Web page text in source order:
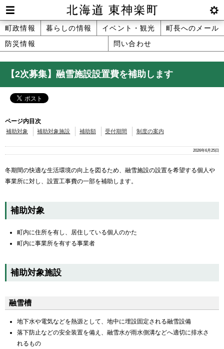
本
文
へ
メ
Men
u
btnS
ettin
北海道 東神楽町 Hokkaido
メ
ニ
ュ
町政情報 暮らしの情報 イベント・観光
町長へのメール
防災情報
問い合わせ
【2次募集】融雪施設設置費を補助します
ページ内目次
補助対象 補助対象施設 補助額 受付期間 制度の案内
2026年6月25日
冬期間の快適な生活環境の向上を図るため、融雪施設の設置を希望する個人や
事業所に対し、設置工事費の一部を補助します。
補助対象
町内に住所を有し、居住している個人のかた
町内に事業所を有する事業者
補助対象施設
融雪槽
地下水や電気などを熱源として、地中に埋設固定される融雪設備
落下防止などの安全装置を備え、融雪水が雨水側溝などへ適切に排水さ
れるもの